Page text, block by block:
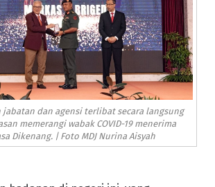
jabatan dan agensi terlibat secara langsung
memerangi wabak COVID-19 menerima
Dikenang. | Foto MDJ Nurina Aisyah